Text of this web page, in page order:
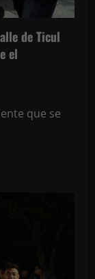
de Ticul
el
que se